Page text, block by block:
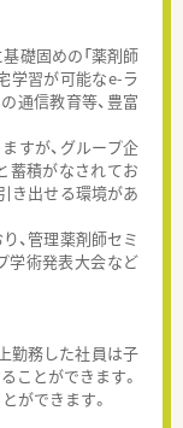
礎固めの「薬剤師
学習が可能なe-ラ
通信教育等、豊富
すが、グループ企
蓄積がなされてお
き出せる環境があ
、管理薬剤師セミ
学術発表大会など
勤務した社員は子
ことができます。
ができます。